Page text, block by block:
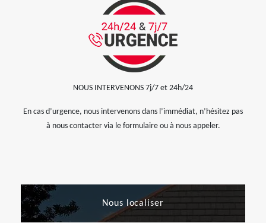
NOUS INTERVENONS 7j/7 et 24h/24
En cas d’urgence, nous intervenons dans l’immédiat, n’hésitez pas
à nous contacter via le formulaire ou à nous appeler.
Nous localiser